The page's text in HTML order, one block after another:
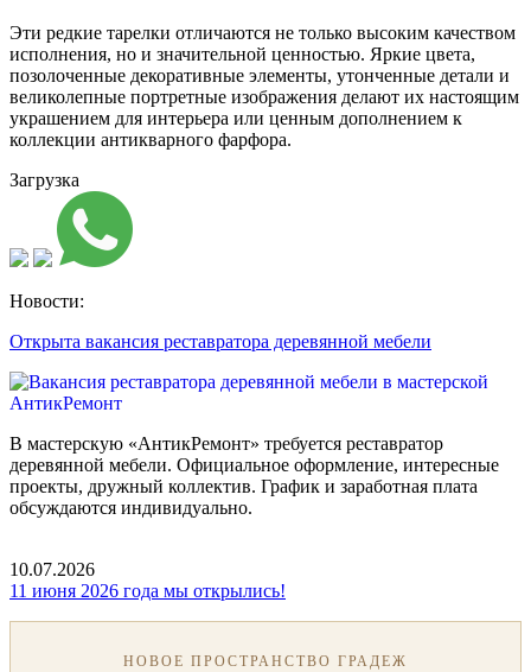
Эти редкие тарелки отличаются не только высоким качеством
исполнения, но и значительной ценностью. Яркие цвета,
позолоченные декоративные элементы, утонченные детали и
великолепные портретные изображения делают их настоящим
украшением для интерьера или ценным дополнением к
коллекции антикварного фарфора.
Загрузка
Новости:
Открыта вакансия реставратора деревянной мебели
В мастерскую «АнтикРемонт» требуется реставратор
деревянной мебели. Официальное оформление, интересные
проекты, дружный коллектив. График и заработная плата
обсуждаются индивидуально.
10.07.2026
11 июня 2026 года мы открылись!
НОВОЕ ПРОСТРАНСТВО ГРАДЕЖ